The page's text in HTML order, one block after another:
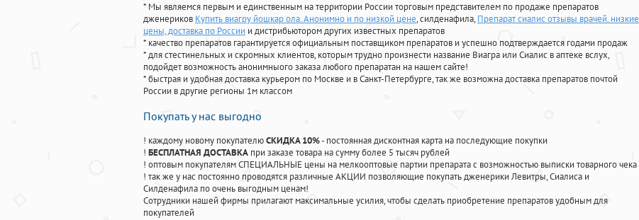
* Мы являемся первым и единственным на территории России торговым представителем по продаже препаратов
дженериков Купить виагру йошкар ола. Анонимно и по низкой цене, силденафила, Препарат сиалис отзывы врачей. низкие
цены, доставка по России и дистрибьютором других известных препаратов
* качество препаратов гарантируется официальным поставщиком препаратов и успешно подтверждается годами продаж
* для стестинельных и скромных клиентов, которым трудно произнести название Виагра или Сиалис в аптеке вслух,
подойдет возможность анонимныого заказа любого препаратан на нашем сайте!
* быстрая и удобная доставка курьером по Москве и в Санкт-Петербурге, так же возможна доставка препаратов почтой
России в другие регионы 1м классом
Покупать у нас выгодно
! каждому новому покупателюСКИДКА 10%- постоянная дисконтная карта на последующие покупки
! БЕСПЛАТНАЯ ДОСТАВКА при заказе товара на сумму более 5 тысяч рублей
! оптовым покупателям СПЕЦИАЛЬНЫЕ цены на мелкооптовые партии препарата с возможностью выписки товарного чека
! так же у нас постоянно проводятся различные АКЦИИ позволяющие покупать дженерики Левитры, Сиалиса и
Силденафила по очень выгодным ценам!
Cотрудники нашей фирмы прилагают максимальные усилия, чтобы сделать приобретение препаратов удобным для
покупателей